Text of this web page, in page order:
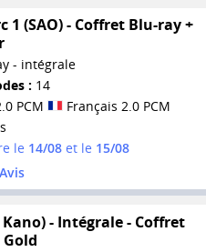
1 (SAO) - Coffret Blu-ray +
- intégrale
: 14
PCM
Français 2.0 PCM
le 14/08et le 15/08
- Intégrale - Coffret